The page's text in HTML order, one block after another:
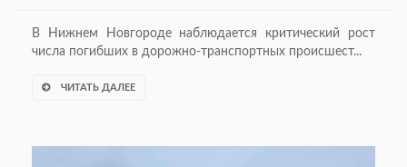
В Нижнем Новгороде наблюдается критический рост
числа погибших в дорожно-транспортных происшест...
ЧИТАТЬ ДАЛЕЕ